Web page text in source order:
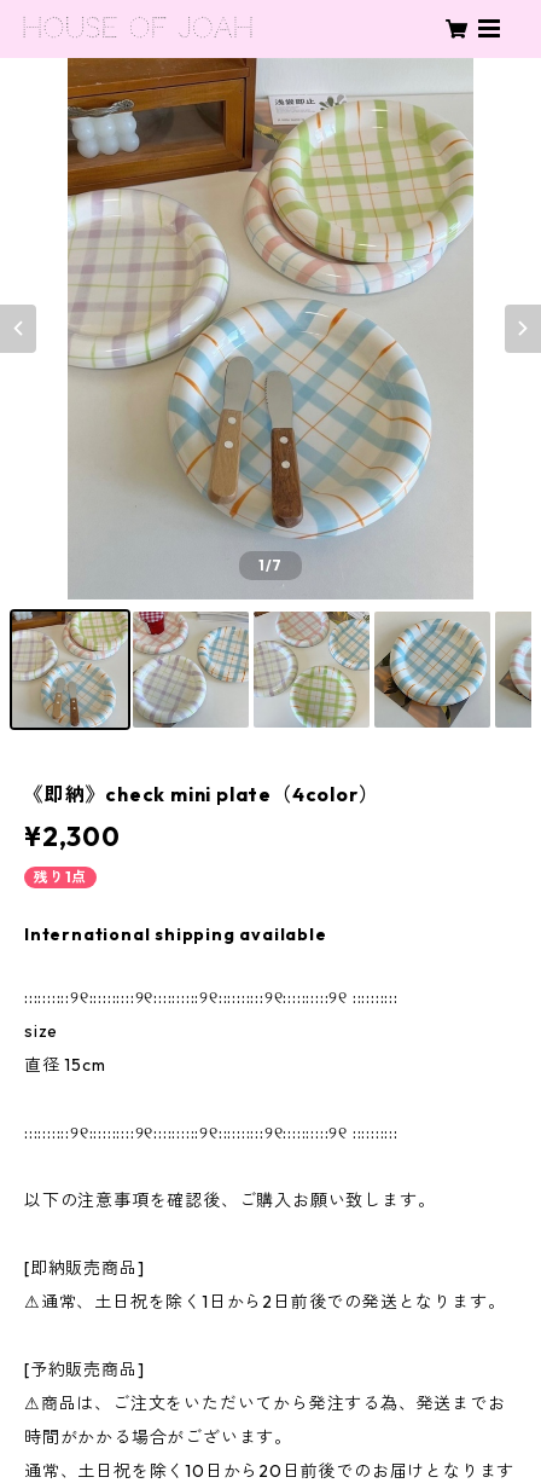
1/7
《即納》check mini plate（4color）
¥2,300
残り1点
International shipping available
::::::::::୨୧::::::::::୨୧::::::::::୨୧::::::::::୨୧::::::::::୨୧ ::::::::::
size
直径 15cm
::::::::::୨୧::::::::::୨୧::::::::::୨୧::::::::::୨୧::::::::::୨୧ ::::::::::
以下の注意事項を確認後、ご購入お願い致します。
[即納販売商品]
⚠︎通常、土日祝を除く1日から2日前後での発送となります。
[予約販売商品]
⚠︎商品は、ご注文をいただいてから発注する為、発送までお
時間がかかる場合がございます。
通常、土日祝を除く10日から20日前後でのお届けとなります